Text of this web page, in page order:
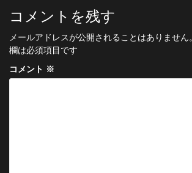
ビ
ゲ
ー
シ
コメントを残す
メールアドレスが公開されることはありません。
欄は必須項目です
コメント ※